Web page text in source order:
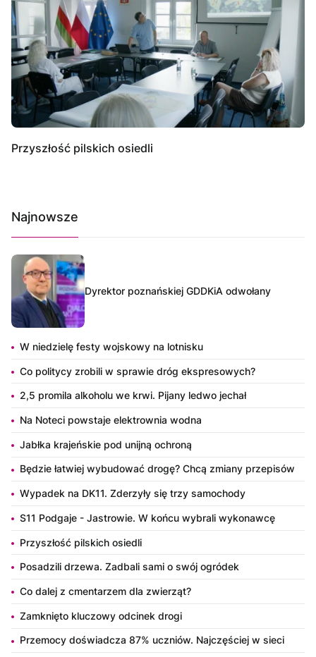
Przyszłość pilskich osiedli
Najnowsze
Dyrektor poznańskiej GDDKiA odwołany
W niedzielę festy wojskowy na lotnisku
Co politycy zrobili w sprawie dróg ekspresowych?
2,5 promila alkoholu we krwi. Pijany ledwo jechał
Na Noteci powstaje elektrownia wodna
Jabłka krajeńskie pod unijną ochroną
Będzie łatwiej wybudować drogę? Chcą zmiany przepisów
Wypadek na DK11. Zderzyły się trzy samochody
S11 Podgaje - Jastrowie. W końcu wybrali wykonawcę
Przyszłość pilskich osiedli
Posadzili drzewa. Zadbali sami o swój ogródek
Co dalej z cmentarzem dla zwierząt?
Zamknięto kluczowy odcinek drogi
Przemocy doświadcza 87% uczniów. Najczęściej w sieci